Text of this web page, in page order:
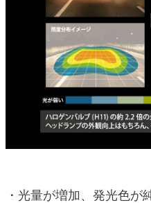
・光量が増加、発光色が